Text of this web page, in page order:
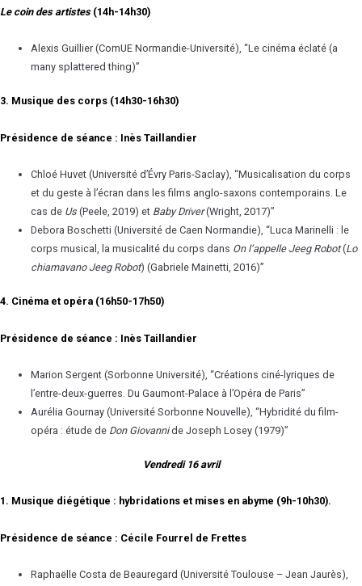
Le coin des artistes (14h-14h30)
Alexis Guillier (ComUE Normandie-Université), “Le cinéma éclaté (a
many splattered thing)”
3. Musique des corps (14h30-16h30)
Présidence de séance : Inès Taillandier
Chloé Huvet (Université d’Évry Paris-Saclay), “Musicalisation du corps
et du geste à l’écran dans les films anglo-saxons contemporains. Le
cas de Us (Peele, 2019) et Baby Driver(Wright, 2017)”
Debora Boschetti (Université de Caen Normandie), “Luca Marinelli : le
corps musical, la musicalité du corps dans On l’appelle Jeeg Robot(Lo
chiamavano Jeeg Robot) (Gabriele Mainetti, 2016)”
4. Cinéma et opéra (16h50-17h50)
Présidence de séance : Inès Taillandier
Marion Sergent (Sorbonne Université), “Créations ciné-lyriques de
l’entre-deux-guerres. Du Gaumont-Palace à l’Opéra de Paris”
Aurélia Gournay (Université Sorbonne Nouvelle), “Hybridité du film-
opéra : étude de Don Giovannide Joseph Losey (1979)”
Vendredi 16 avril
1. Musique diégétique : hybridations et mises en abyme (9h-10h30).
Présidence de séance : Cécile Fourrel de Frettes
Raphaëlle Costa de Beauregard (Université Toulouse – Jean Jaurès),